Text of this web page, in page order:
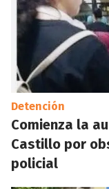
Detención
Comienza la
Castillo por
policial